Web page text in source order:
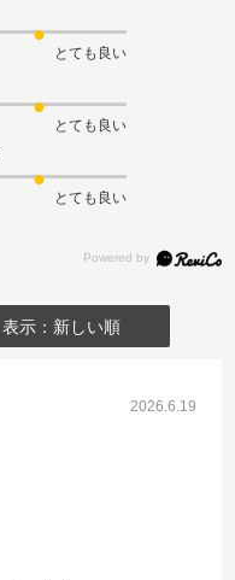
とても良い
とても良い
とても良い
表示：新しい順
2026.6.19